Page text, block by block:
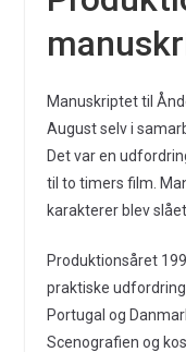
Manuskriptet til
August selv i
Det var en
til to timers film.
karakterer blev
Produktionsåret
praktiske
Portugal og
Scenografien og